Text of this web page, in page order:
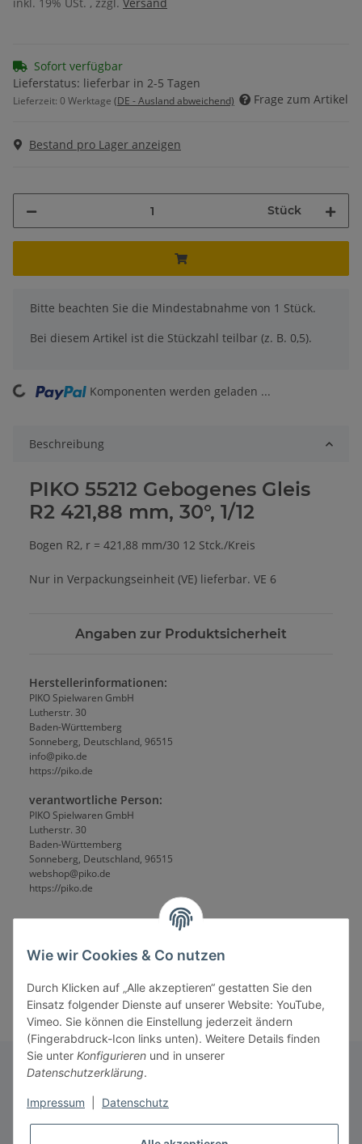
Sofort verfügbar
Lieferstatus: lieferbar in 2-5 Tagen
Lieferzeit: 0 Werktage (DE - Ausland abweichend) Frage zum Artikel
Bestand pro Lager anzeigen
Stück
x
Bitte beachten Sie die Mindestabnahme von 1 Stück.
Bei diesem Artikel ist die Stückzahl teilbar (z. B. 0,5).
Loading... Komponenten werden geladen ...
Beschreibung
PIKO 55212 Gebogenes Gleis
R2 421,88 mm, 30°, 1/12
Bogen R2, r = 421,88 mm/30 12 Stck./Kreis
Nur in Verpackungseinheit (VE) lieferbar. VE 6
Angaben zur Produktsicherheit
Herstellerinformationen:
PIKO Spielwaren GmbH
Lutherstr. 30
Baden-Württemberg
Sonneberg, Deutschland, 96515
info@piko.de
https://piko.de
verantwortliche Person:
PIKO Spielwaren GmbH
Lutherstr. 30
Baden-Württemberg
Sonneberg, Deutschland, 96515
webshop@piko.de
https://piko.de
Informationen
Wie wir Cookies & Co nutzen
Durch Klicken auf „Alle akzeptieren“ gestatten Sie den
Einsatz folgender Dienste auf unserer Website: YouTube,
Vimeo. Sie können die Einstellung jederzeit ändern
(Fingerabdruck-Icon links unten). Weitere Details finden
Sie unter Konfigurieren und in unserer
Datenschutzerklärung.
Impressum Datenschutz